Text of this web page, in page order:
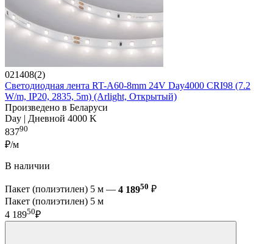
021408(2)
Светодиодная лента RT-A60-8mm 24V Day4000 CRI98 (7.2
W/m, IP20, 2835, 5m) (Arlight, Открытый)
Произведено в Беларуси
Day | Дневной 4000 K
83790
₽/м
В наличии
Пакет (полиэтилен) 5 м — 4 18950 ₽
Пакет (полиэтилен) 5 м
4 18950₽